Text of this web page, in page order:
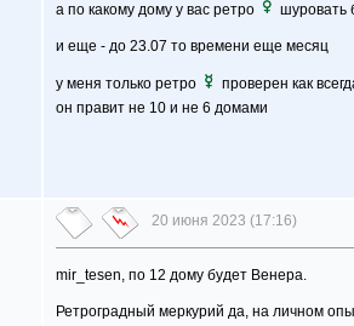
а по какому дому у вас ретро шуровать
и еще - до 23.07 то времени еще месяц
у меня только ретро
проверен как
он правит не 10 и не 6 домами
20 июня 2023 (17:16)
mir_tesen, по 12 дому будет Венера.
Ретроградный меркурий да, на личном